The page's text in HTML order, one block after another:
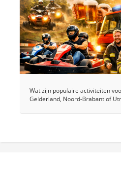
Wat zijn populaire activiteiten
Gelderland, Noord-Brabant of